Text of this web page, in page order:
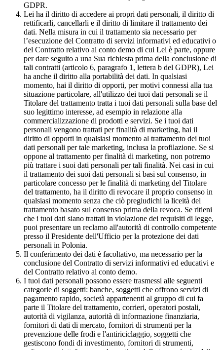
GDPR.
Lei ha il diritto di accedere ai propri dati personali, il diritto di
rettificarli, cancellarli e il diritto di limitare il trattamento dei
dati. Nella misura in cui il trattamento sia necessario per
l’esecuzione del Contratto di servizi informativi ed educativi o
del Contratto relativo al conto demo di cui Lei è parte, oppure
per dare seguito a una Sua richiesta prima della conclusione di
tali contratti (articolo 6, paragrafo 1, lettera b del GDPR), Lei
ha anche il diritto alla portabilità dei dati. In qualsiasi
momento, hai il diritto di opporti, per motivi connessi alla tua
situazione particolare, all'utilizzo dei tuoi dati personali se il
Titolare del trattamento tratta i tuoi dati personali sulla base del
suo legittimo interesse, ad esempio in relazione alla
commercializzazione di prodotti e servizi. Se i tuoi dati
personali vengono trattati per finalità di marketing, hai il
diritto di opporti in qualsiasi momento al trattamento dei tuoi
dati personali per tale marketing, inclusa la profilazione. Se si
oppone al trattamento per finalità di marketing, non potremo
più trattare i suoi dati personali per tali finalità. Nei casi in cui
il trattamento dei suoi dati personali si basi sul consenso, in
particolare concesso per le finalità di marketing del Titolare
del trattamento, ha il diritto di revocare il proprio consenso in
qualsiasi momento senza che ciò pregiudichi la liceità del
trattamento basato sul consenso prima della revoca. Se ritieni
che i tuoi dati siano trattati in violazione dei requisiti di legge,
puoi presentare un reclamo all'autorità di controllo competente
presso il Presidente dell'Ufficio per la protezione dei dati
personali in Polonia.
Il conferimento dei dati è facoltativo, ma necessario per la
conclusione del Contratto di servizi informativi ed educativi e
del Contratto relativo al conto demo.
I tuoi dati personali possono essere trasmessi alle seguenti
categorie di soggetti: banche, soggetti che offrono servizi di
pagamento rapido, società appartenenti al gruppo di cui fa
parte il Titolare del trattamento, corrieri, operatori postali,
autorità di vigilanza, autorità di informazione finanziaria,
fornitori di dati di mercato, fornitori di strumenti per la
prevenzione delle frodi e l'antiriciclaggio, soggetti che
gestiscono fondi di investimento, fornitori di strumenti,